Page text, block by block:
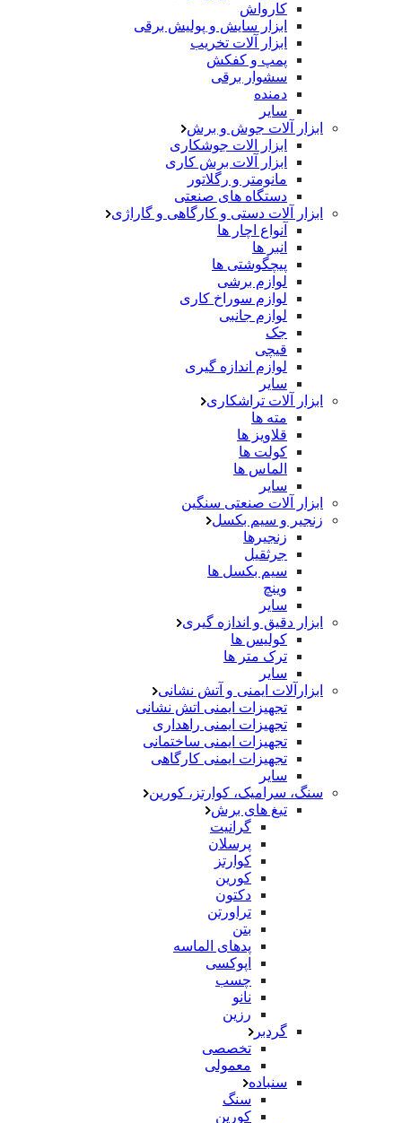
کارواش
ابزار سایش و پولیش برقی
ابزار آلات تخریب
پمپ و کفکش
سشوار برقی
دمنده
سایر
ابزار آلات جوش و برش
ابزار الات جوشکاری
ابزار آلات برش کاری
مانومتر و رگلاتور
دستگاه های صنعتی
ابزار آلات دستی و کارگاهی و گاراژی
آنواع اچار ها
انبر ها
پیچگوشتی ها
لوازم برشی
لوازم سوراخ کاری
لوازم جانبی
جک
قیچی
لوازم اندازه گیری
سایر
ابزار آلات تراشکاری
مته ها
قلاویز ها
کولت ها
الماس ها
سایر
ابزار آلات صنعتی سنگین
زنجیر و سیم بکسل
زنجیرها
جرثقیل
سیم بکسل ها
وینچ
سایر
ابزار دقیق و اندازه گیری
کولیس ها
ترک متر ها
سایر
ابزارآلات ایمنی و آتش نشانی
تجهیزات ایمنی اتش نشانی
تجهیزات ایمنی راهداری
تجهیزات ایمنی ساختمانی
تجهیزات ایمنی کارگاهی
سایر
سنگ، سرامیک، کوارتز، کورین
تیغ های برش
گرانیت
پرسلان
کوارتز
کورین
دکتون
تراورتن
بتن
پدهای الماسه
اپوکسی
چسب
نانو
رزین
گردبر
تخصصی
معمولی
سنباده
سنگ
کورین